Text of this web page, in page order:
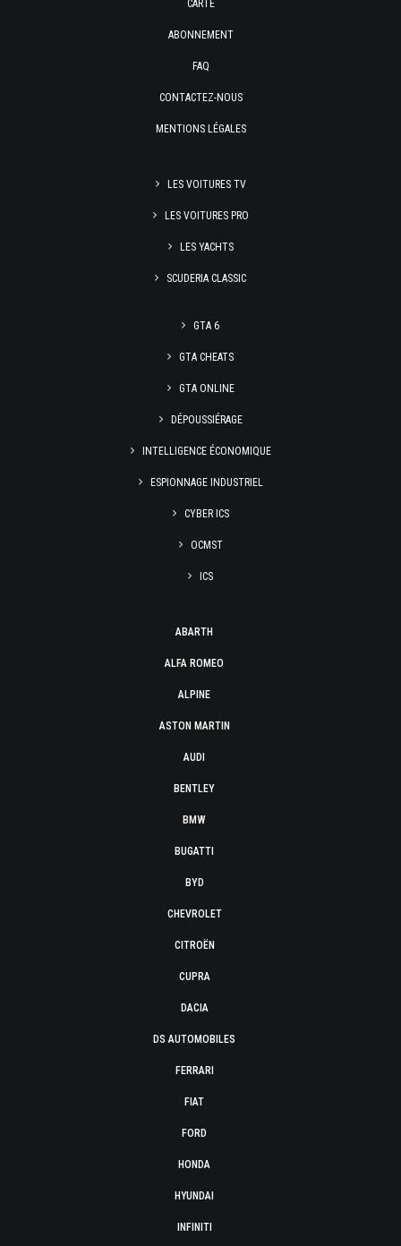
CARTE
ABONNEMENT
FAQ
CONTACTEZ-NOUS
MENTIONS LÉGALES
LES VOITURES TV
LES VOITURES PRO
LES YACHTS
SCUDERIA CLASSIC
GTA 6
GTA CHEATS
GTA ONLINE
DÉPOUSSIÉRAGE
INTELLIGENCE ÉCONOMIQUE
ESPIONNAGE INDUSTRIEL
CYBER ICS
OCMST
ICS
ABARTH
ALFA ROMEO
ALPINE
ASTON MARTIN
AUDI
BENTLEY
BMW
BUGATTI
BYD
CHEVROLET
CITROËN
CUPRA
DACIA
DS AUTOMOBILES
FERRARI
FIAT
FORD
HONDA
HYUNDAI
INFINITI